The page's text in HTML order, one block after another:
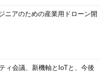
ニアのための産業用ドローン開
ィ会議、新機軸とIoTと、今後